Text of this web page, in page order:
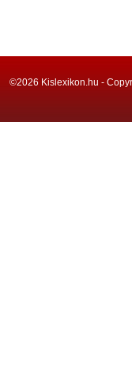
©2026 Kislexikon.hu -